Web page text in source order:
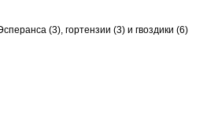
(3), гортензии (3) и гвоздики (6)